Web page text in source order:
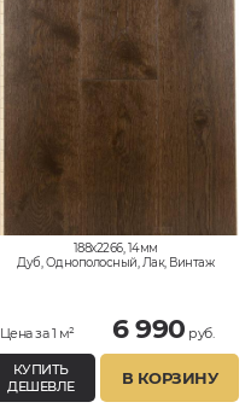
188x2266, 14мм
Дуб, Однополосный, Лак, Винтаж
Цена за 1 м² 6 990 руб.
КУПИТЬ
ДЕШЕВЛЕ
В КОРЗИНУ